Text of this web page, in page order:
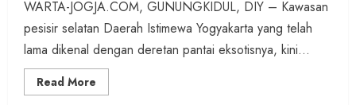
WARTA-JOGJA.COM, GUNUNGKIDUL, DIY – Kawasan
pesisir selatan Daerah Istimewa Yogyakarta yang telah
lama dikenal dengan deretan pantai eksotisnya, kini...
Read More
more